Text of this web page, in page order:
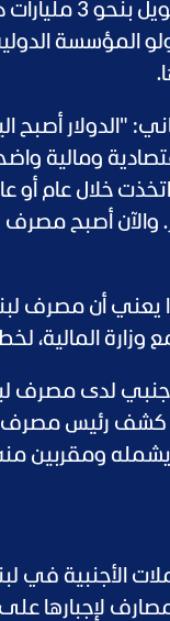
يحصل
المؤسسة
"الدولار
ومالية
اتخذت خلال عام
والآن أصبح
يعني أن مصرف
وزارة المالية،
ومقربين
الأجنبية في
لإجبارها على